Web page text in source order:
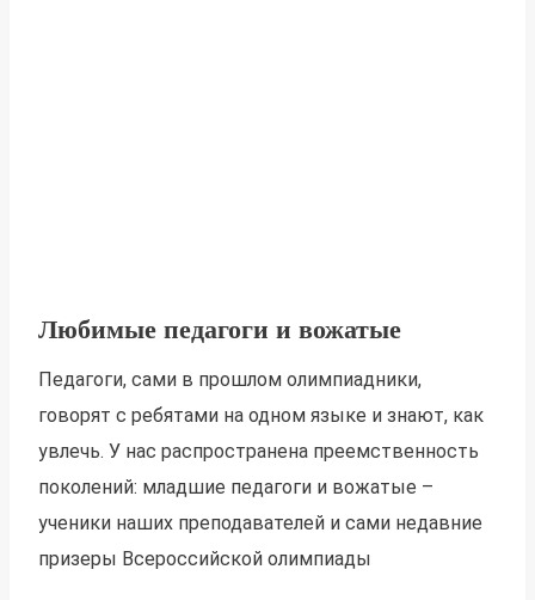
Любимые педагоги и вожатые
Педагоги, сами в прошлом олимпиадники,
говорят с ребятами на одном языке и знают, как
увлечь. У нас распространена преемственность
поколений: младшие педагоги и вожатые –
ученики наших преподавателей и сами недавние
призеры Всероссийской олимпиады